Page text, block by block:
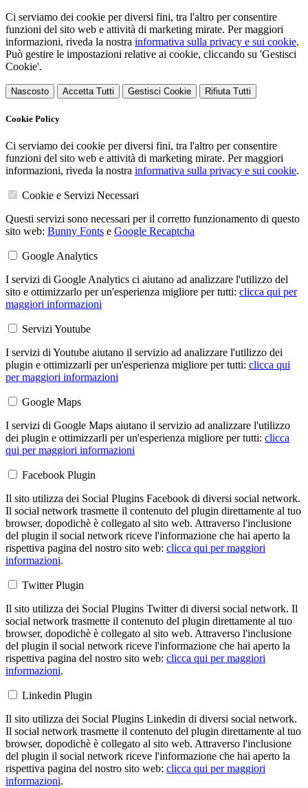
Ci serviamo dei cookie per diversi fini, tra l'altro per consentire
funzioni del sito web e attività di marketing mirate. Per maggiori
informazioni, riveda la nostra informativa sulla privacy e sui cookie.
Può gestire le impostazioni relative ai cookie, cliccando su 'Gestisci
Cookie'.
Nascosto Accetta Tutti Gestisci Cookie Rifiuta Tutti
Cookie Policy
Ci serviamo dei cookie per diversi fini, tra l'altro per consentire
funzioni del sito web e attività di marketing mirate. Per maggiori
informazioni, riveda la nostra informativa sulla privacy e sui cookie.
Cookie e Servizi Necessari
Questi servizi sono necessari per il corretto funzionamento di questo
sito web: Bunny Fonts e Google Recaptcha
Google Analytics
I servizi di Google Analytics ci aiutano ad analizzare l'utilizzo del
sito e ottimizzarlo per un'esperienza migliore per tutti: clicca qui per
maggiori informazioni
Servizi Youtube
I servizi di Youtube aiutano il servizio ad analizzare l'utilizzo dei
plugin e ottimizzarli per un'esperienza migliore per tutti: clicca qui
per maggiori informazioni
Google Maps
I servizi di Google Maps aiutano il servizio ad analizzare l'utilizzo
dei plugin e ottimizzarli per un'esperienza migliore per tutti: clicca
qui per maggiori informazioni
Facebook Plugin
Il sito utilizza dei Social Plugins Facebook di diversi social network.
Il social network trasmette il contenuto del plugin direttamente al tuo
browser, dopodichè è collegato al sito web. Attraverso l'inclusione
del plugin il social network riceve l'informazione che hai aperto la
rispettiva pagina del nostro sito web: clicca qui per maggiori
informazioni.
Twitter Plugin
Il sito utilizza dei Social Plugins Twitter di diversi social network. Il
social network trasmette il contenuto del plugin direttamente al tuo
browser, dopodichè è collegato al sito web. Attraverso l'inclusione
del plugin il social network riceve l'informazione che hai aperto la
rispettiva pagina del nostro sito web: clicca qui per maggiori
informazioni.
Linkedin Plugin
Il sito utilizza dei Social Plugins Linkedin di diversi social network.
Il social network trasmette il contenuto del plugin direttamente al tuo
browser, dopodichè è collegato al sito web. Attraverso l'inclusione
del plugin il social network riceve l'informazione che hai aperto la
rispettiva pagina del nostro sito web: clicca qui per maggiori
informazioni.